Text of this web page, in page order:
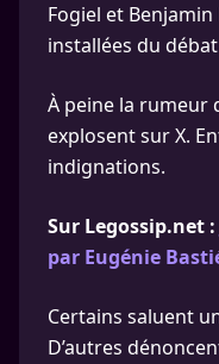
Fogiel et
installées du
À peine la rumeur
explosent sur X.
indignations.
Sur Legossip.net :
par Eugénie
Certains saluent
D’autres